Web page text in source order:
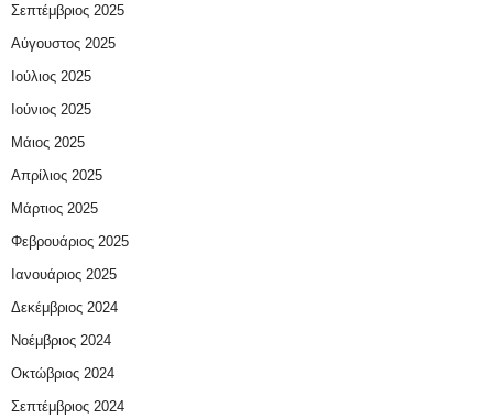
Σεπτέμβριος 2025
Αύγουστος 2025
Ιούλιος 2025
Ιούνιος 2025
Μάιος 2025
Απρίλιος 2025
Μάρτιος 2025
Φεβρουάριος 2025
Ιανουάριος 2025
Δεκέμβριος 2024
Νοέμβριος 2024
Οκτώβριος 2024
Σεπτέμβριος 2024